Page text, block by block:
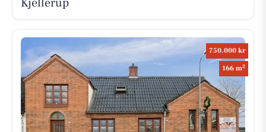
750.000 kr
166 m2